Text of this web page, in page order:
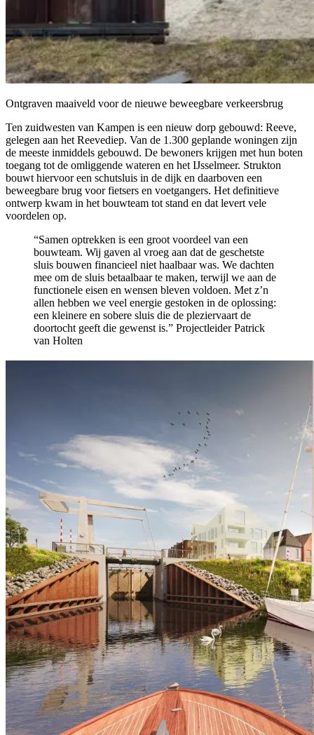
Ontgraven maaiveld voor de nieuwe beweegbare verkeersbrug
Ten zuidwesten van Kampen is een nieuw dorp gebouwd: Reeve,
gelegen aan het Reevediep. Van de 1.300 geplande woningen zijn
de meeste inmiddels gebouwd. De bewoners krijgen met hun boten
toegang tot de omliggende wateren en het IJsselmeer. Strukton
bouwt hiervoor een schutsluis in de dijk en daarboven een
beweegbare brug voor fietsers en voetgangers. Het definitieve
ontwerp kwam in het bouwteam tot stand en dat levert vele
voordelen op.
“Samen optrekken is een groot voordeel van een
bouwteam. Wij gaven al vroeg aan dat de geschetste
sluis bouwen financieel niet haalbaar was. We dachten
mee om de sluis betaalbaar te maken, terwijl we aan de
functionele eisen en wensen bleven voldoen. Met z’n
allen hebben we veel energie gestoken in de oplossing:
een kleinere en sobere sluis die de pleziervaart de
doortocht geeft die gewenst is.” Projectleider Patrick
van Holten